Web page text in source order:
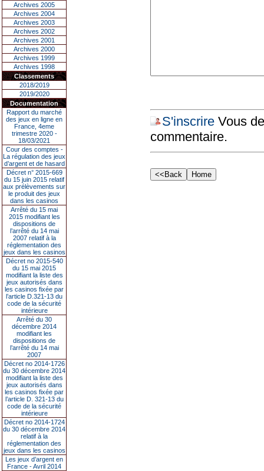
Archives 2005
Archives 2004
Archives 2003
Archives 2002
Archives 2001
Archives 2000
Archives 1999
Archives 1998
Classements
2018/2019
2019/2020
Documentation
Rapport du marché
des jeux en ligne en
France, 4eme
trimestre 2020 -
18/03/2021
Cour des comptes -
La régulation des jeux
d’argent et de hasard
Décret n° 2015-669
du 15 juin 2015 relatif
aux prélèvements sur
le produit des jeux
dans les casinos
Arrêté du 15 mai
2015 modifiant les
dispositions de
l’arrêté du 14 mai
2007 relatif à la
réglementation des
jeux dans les casinos
Décret no 2015-540
du 15 mai 2015
modifiant la liste des
jeux autorisés dans
les casinos fixée par
l’article D.321-13 du
code de la sécurité
intérieure
Arrêté du 30
décembre 2014
modifiant les
dispositions de
l’arrêté du 14 mai
2007
Décret no 2014-1726
du 30 décembre 2014
modifiant la liste des
jeux autorisés dans
les casinos fixée par
l’article D. 321-13 du
code de la sécurité
intérieure
Décret no 2014-1724
du 30 décembre 2014
relatif à la
réglementation des
jeux dans les casinos
Les jeux d’argent en
France - Avril 2014
S'inscrireVous
commentaire.